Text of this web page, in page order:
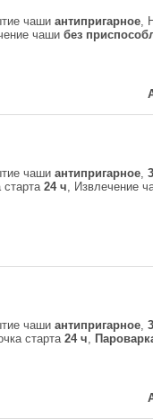
чаши антипригарное,
чаши без
чаши антипригарное,
старта 24 ч, Извлечение
чаши антипригарное,
старта 24 ч,